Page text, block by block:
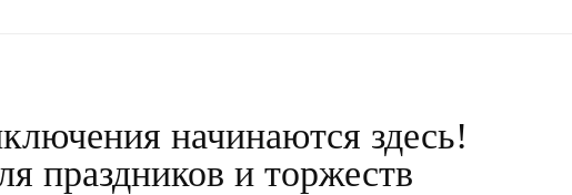
начинаются здесь!
праздников и торжеств